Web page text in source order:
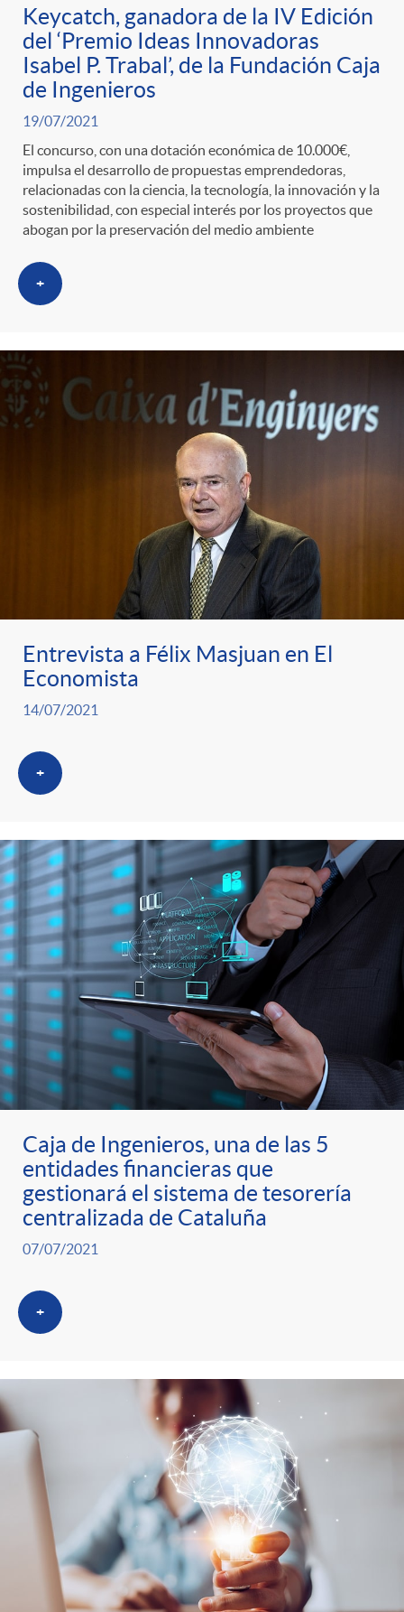
Keycatch, ganadora de la IV Edición
del ‘Premio Ideas Innovadoras
Isabel P. Trabal’, de la Fundación Caja
de Ingenieros
19/07/2021
El concurso, con una dotación económica de 10.000€,
impulsa el desarrollo de propuestas emprendedoras,
relacionadas con la ciencia, la tecnología, la innovación y la
sostenibilidad, con especial interés por los proyectos que
abogan por la preservación del medio ambiente
+
Entrevista a Félix Masjuan en El
Economista
14/07/2021
+
Caja de Ingenieros, una de las 5
entidades financieras que
gestionará el sistema de tesorería
centralizada de Cataluña
07/07/2021
+